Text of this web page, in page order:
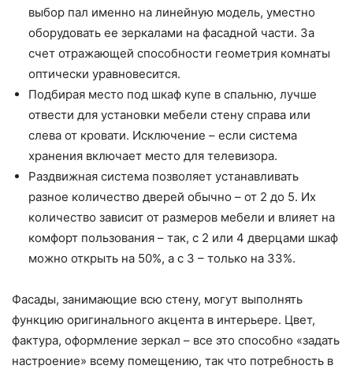
выбор пал именно на линейную модель, уместно
оборудовать ее зеркалами на фасадной части. За
счет отражающей способности геометрия комнаты
оптически уравновесится.
Подбирая место под шкаф купе в спальню, лучше
отвести для установки мебели стену справа или
слева от кровати. Исключение – если система
хранения включает место для телевизора.
Раздвижная система позволяет устанавливать
разное количество дверей обычно – от 2 до 5. Их
количество зависит от размеров мебели и влияет на
комфорт пользования – так, с 2 или 4 дверцами шкаф
можно открыть на 50%, а с 3 – только на 33%.
Фасады, занимающие всю стену, могут выполнять
функцию оригинального акцента в интерьере. Цвет,
фактура, оформление зеркал – все это способно «задать
настроение» всему помещению, так что потребность в